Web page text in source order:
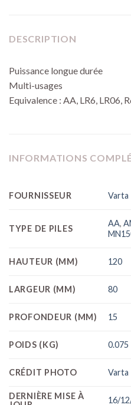
DESCRIPTION
Puissance longue durée
Multi-usages
Equivalence : AA, LR6, LR06,
INFORMATIONS
FOURNISSEUR Varta
TYPE DE PILES
AA,
HAUTEUR (MM) 120
LARGEUR (MM) 80
PROFONDEUR (MM) 15
POIDS (KG) 0.075
CRÉDIT PHOTO Varta
DERNIÈRE MISE À
16/